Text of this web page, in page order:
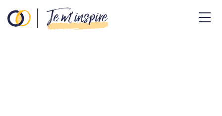
Je m’inspire